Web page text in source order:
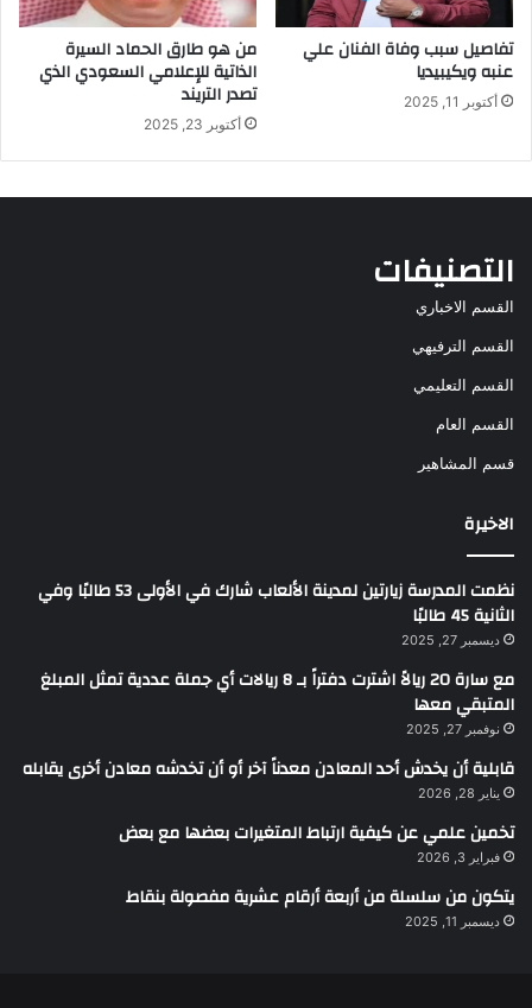
تفاصيل سبب وفاة الفنان علي
عنبه ويكيبيديا
أكتوبر 11, 2025
من هو طارق الحماد السيرة
الذاتية للإعلامي السعودي الذي
تصدر التريند
أكتوبر 23, 2025
التصنيفات
القسم الاخباري
القسم الترفيهي
القسم التعليمي
القسم العام
قسم المشاهير
الاخيرة
نظمت المدرسة زيارتين لمدينة الألعاب شارك في الأولى 53 طالبًا وفي
الثانية 45 طالبًا
ديسمبر 27, 2025
مع سارة 20 ريالاً اشترت دفتراً بـ 8 ريالات أي جملة عددية تمثل المبلغ
المتبقي معها
نوفمبر 27, 2025
قابلية أن يخدش أحد المعادن معدناً آخر أو أن تخدشه معادن أخرى يقابله
يناير 28, 2026
تخمين علمي عن كيفية ارتباط المتغيرات بعضها مع بعض
فبراير 3, 2026
يتكون من سلسلة من أربعة أرقام عشرية مفصولة بنقاط
ديسمبر 11, 2025